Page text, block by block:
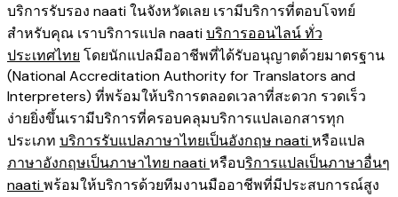
บริการรับรอง naati ในจังหวัดเลย เรามีบริการที่ตอบโจทย์
สำหรับคุณ เราบริการแปล naatiบริการออนไลน์ ทั่ว
ประเทศไทย โดยนักแปลมืออาชีพที่ได้รับอนุญาตด้วยมาตรฐาน
(National Accreditation Authority for Translators and
Interpreters) ที่พร้อมให้บริการตลอดเวลาที่สะดวก รวดเร็ว
ง่ายยิ่งขึ้นเรามีบริการที่ครอบคลุมบริการแปลเอกสารทุก
ประเภท บริการรับแปลภาษาไทยเป็นอังกฤษ naatiหรือแปล
ภาษาอังกฤษเป็นภาษาไทย naatiหรือบริการแปลเป็นภาษาอื่นๆ
naatiพร้อมให้บริการด้วยทีมงานมืออาชีพที่มีประสบการณ์สูง